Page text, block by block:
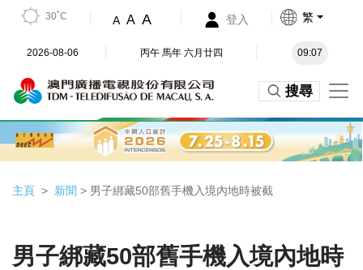
30˚C A A A 登入 繁
2026-08-06 丙午 馬年 六月廿四 09:07
搜尋
主頁 新聞 > 男子綁藏50部舊手機入境內地時被截
男子綁藏50部舊手機入境內地時